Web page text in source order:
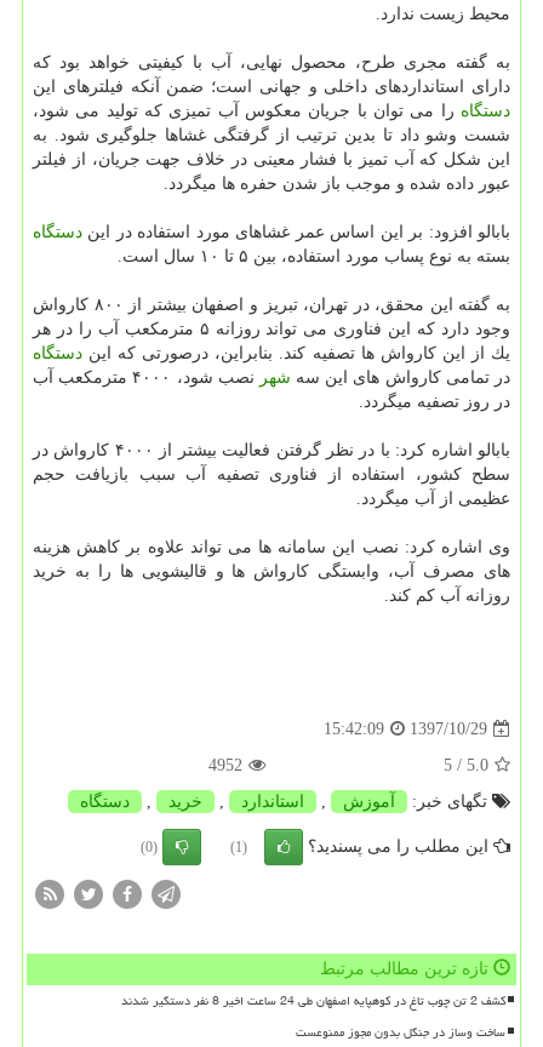
محیط زیست ندارد.
به گفته مجری طرح، محصول نهایی، آب با كیفیتی خواهد بود كه
دارای استانداردهای داخلی و جهانی است؛ ضمن آنكه فیلترهای این
دستگاه را می توان با جریان معكوس آب تمیزی كه تولید می شود،
شست وشو داد تا بدین ترتیب از گرفتگی غشاها جلوگیری شود. به
این شكل كه آب تمیز با فشار معینی در خلاف جهت جریان، از فیلتر
عبور داده شده و موجب باز شدن حفره ها میگردد.
بابالو افزود: بر این اساس عمر غشاهای مورد استفاده در این دستگاه
بسته به نوع پساب مورد استفاده، بین ۵ تا ۱۰ سال است.
به گفته این محقق، در تهران، تبریز و اصفهان بیشتر از ۸۰۰ كارواش
وجود دارد كه این فناوری می تواند روزانه ۵ مترمكعب آب را در هر
یك از این كارواش ها تصفیه كند. بنابراین، درصورتی كه این دستگاه
در تمامی كارواش های این سه شهر
نصب شود، ۴۰۰۰ مترمكعب آب
در روز تصفیه میگردد.
بابالو اشاره كرد: با در نظر گرفتن فعالیت بیشتر از ۴۰۰۰ كارواش در
سطح كشور، استفاده از فناوری تصفیه آب سبب بازیافت حجم
عظیمی از آب میگردد.
وی اشاره كرد: نصب این سامانه ها می تواند علاوه بر كاهش هزینه
های مصرف آب، وابستگی كارواش ها و قالیشویی ها را به خرید
روزانه آب كم كند.
1397/10/29
15:42:09
5.0
/ 5
4952
تگهای خبر:
آموزش , استاندارد , خرید , دستگاه
این مطلب را می پسندید؟ (1)
(0)
تازه ترین مطالب مرتبط
کشف 2 تن چوب تاغ در کوهپایه اصفهان طی 24 ساعت اخیر 8 نفر دستگیر شدند
ساخت وساز در جنگل بدون مجوز ممنوعست